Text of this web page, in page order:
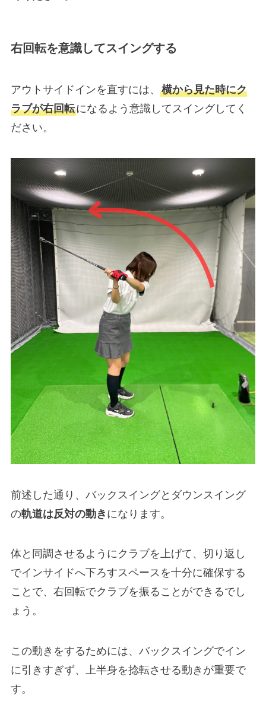
右回転を意識してスイングする
アウトサイドインを直すには、 横から見た時にク
ラブが右回転になるよう意識してスイングしてく
ださい。
前述した通り、バックスイングとダウンスイング
の軌道は反対の動き になります。
体と同調させるようにクラブを上げて、切り返し
でインサイドへ下ろすスペースを十分に確保する
ことで、右回転でクラブを振ることができるでし
ょう。
この動きをするためには、バックスイングでイン
に引きすぎず、上半身を捻転させる動きが重要で
す。